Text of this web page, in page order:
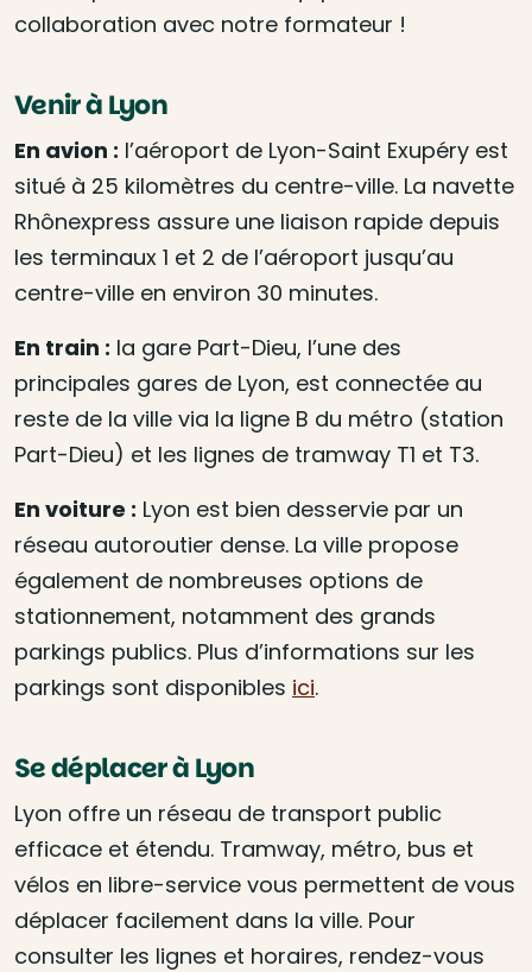
collaboration avec notre formateur !
Venir à Lyon
En avion : l’aéroport de Lyon-Saint Exupéry est
situé à 25 kilomètres du centre-ville. La navette
Rhônexpress assure une liaison rapide depuis
les terminaux 1 et 2 de l’aéroport jusqu’au
centre-ville en environ 30 minutes.
En train : la gare Part-Dieu, l’une des
principales gares de Lyon, est connectée au
reste de la ville via la ligne B du métro (station
Part-Dieu) et les lignes de tramway T1 et T3.
En voiture : Lyon est bien desservie par un
réseau autoroutier dense. La ville propose
également de nombreuses options de
stationnement, notamment des grands
parkings publics. Plus d’informations sur les
parkings sont disponibles ici.
Se déplacer à Lyon
Lyon offre un réseau de transport public
efficace et étendu. Tramway, métro, bus et
vélos en libre-service vous permettent de vous
déplacer facilement dans la ville. Pour
consulter les lignes et horaires, rendez-vous